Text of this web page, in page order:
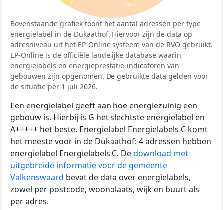
25%
Bovenstaande grafiek toont het aantal adressen per type
energielabel in de Dukaathof. Hiervoor zijn de data op
adresniveau uit het EP-Online systeem van de RVO gebruikt.
EP-Online is de officiële landelijke database waarin
energielabels en energieprestatie-indicatoren van
gebouwen zijn opgenomen. De gebruikte data gelden voor
de situatie per 1 juli 2026.
Een energielabel geeft aan hoe energiezuinig een
gebouw is. Hierbij is G het slechtste energielabel en
A+++++ het beste. Energielabel Energielabels C komt
het meeste voor in de Dukaathof: 4 adressen hebben
energielabel Energielabels C. Dedownload met
uitgebreide informatie voor de gemeente
Valkenswaard bevat de data over energielabels,
zowel per postcode, woonplaats, wijk en buurt als
per adres.